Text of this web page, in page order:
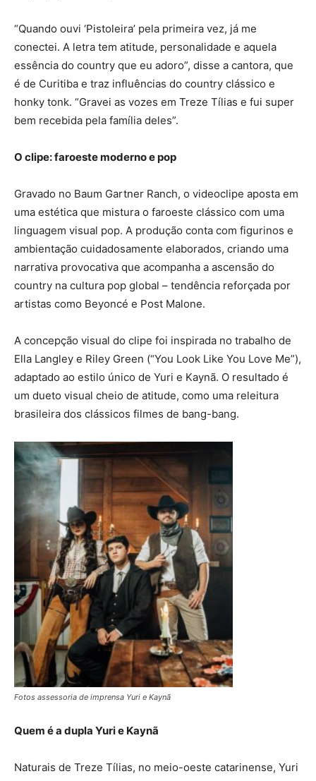
“Quando ouvi ‘Pistoleira’ pela primeira vez, já me
conectei. A letra tem atitude, personalidade e aquela
essência do country que eu adoro”, disse a cantora, que
é de Curitiba e traz influências do country clássico e
honky tonk. “Gravei as vozes em Treze Tílias e fui super
bem recebida pela família deles”.
O clipe: faroeste moderno e pop
Gravado no Baum Gartner Ranch, o videoclipe aposta em
uma estética que mistura o faroeste clássico com uma
linguagem visual pop. A produção conta com figurinos e
ambientação cuidadosamente elaborados, criando uma
narrativa provocativa que acompanha a ascensão do
country na cultura pop global – tendência reforçada por
artistas como Beyoncé e Post Malone.
A concepção visual do clipe foi inspirada no trabalho de
Ella Langley e Riley Green (“You Look Like You Love Me”),
adaptado ao estilo único de Yuri e Kaynã. O resultado é
um dueto visual cheio de atitude, como uma releitura
brasileira dos clássicos filmes de bang-bang.
Fotos assessoria de imprensa Yuri e Kaynã
Quem é a dupla Yuri e Kaynã
Naturais de Treze Tílias, no meio-oeste catarinense, Yuri